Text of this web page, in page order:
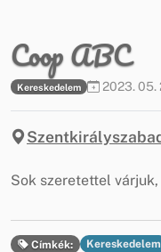
Coop ABC
Kereskedelem 2023. 05.
Sok szeretettel
Címkék: Kereskedelem